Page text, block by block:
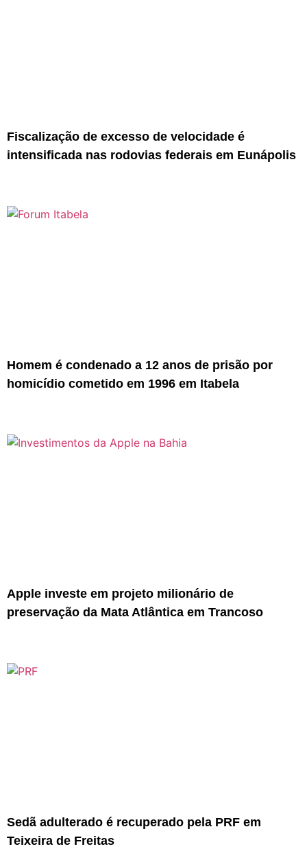
Fiscalização de excesso de velocidade é
intensificada nas rodovias federais em Eunápolis
Homem é condenado a 12 anos de prisão por
homicídio cometido em 1996 em Itabela
Apple investe em projeto milionário de
preservação da Mata Atlântica em Trancoso
Sedã adulterado é recuperado pela PRF em
Teixeira de Freitas